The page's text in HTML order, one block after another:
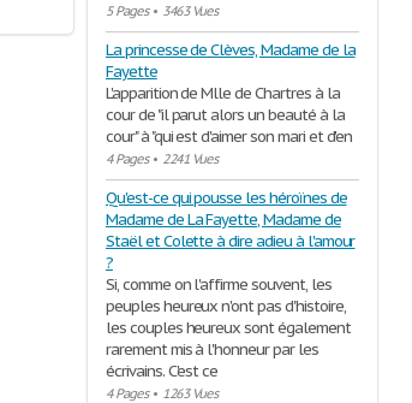
5 Pages• 3463 Vues
La princesse de Clèves, Madame de la
Fayette
L'apparition de Mlle de Chartres à la
cour de "il parut alors un beauté à la
cour" à "qui est d'aimer son mari et d'en
4 Pages• 2241 Vues
Qu'est-ce qui pousse les héroïnes de
Madame de La Fayette, Madame de
Staël et Colette à dire adieu à l'amour
?
Si, comme on l'affirme souvent, les
peuples heureux n'ont pas d'histoire,
les couples heureux sont également
rarement mis à l'honneur par les
écrivains. C'est ce
4 Pages• 1263 Vues